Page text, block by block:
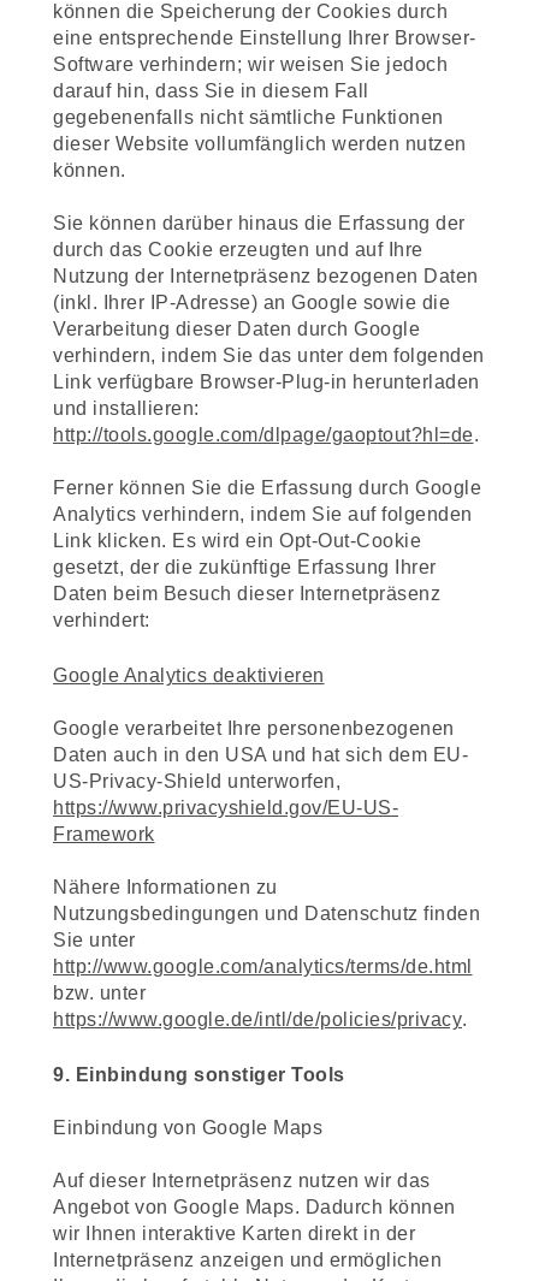
können die Speicherung der Cookies durch
eine entsprechende Einstellung Ihrer Browser-
Software verhindern; wir weisen Sie jedoch
darauf hin, dass Sie in diesem Fall
gegebenenfalls nicht sämtliche Funktionen
dieser Website vollumfänglich werden nutzen
können.
Sie können darüber hinaus die Erfassung der
durch das Cookie erzeugten und auf Ihre
Nutzung der Internetpräsenz bezogenen Daten
(inkl. Ihrer IP-Adresse) an Google sowie die
Verarbeitung dieser Daten durch Google
verhindern, indem Sie das unter dem folgenden
Link verfügbare Browser-Plug-in herunterladen
und installieren:
http://tools.google.com/dlpage/gaoptout?hl=de.
Ferner können Sie die Erfassung durch Google
Analytics verhindern, indem Sie auf folgenden
Link klicken. Es wird ein Opt-Out-Cookie
gesetzt, der die zukünftige Erfassung Ihrer
Daten beim Besuch dieser Internetpräsenz
verhindert:
Google Analytics deaktivieren
Google verarbeitet Ihre personenbezogenen
Daten auch in den USA und hat sich dem EU-
US-Privacy-Shield unterworfen,
https://www.privacyshield.gov/EU-US-
Framework
Nähere Informationen zu
Nutzungsbedingungen und Datenschutz finden
Sie unter
http://www.google.com/analytics/terms/de.html
bzw. unter
https://www.google.de/intl/de/policies/privacy.
9. Einbindung sonstiger Tools
Einbindung von Google Maps
Auf dieser Internetpräsenz nutzen wir das
Angebot von Google Maps. Dadurch können
wir Ihnen interaktive Karten direkt in der
Internetpräsenz anzeigen und ermöglichen